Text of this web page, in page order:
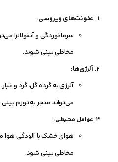
عفونت‌های ویروسی:
سرماخوردگی و آنفولانزا
مخاطی بینی شوند.
آلرژی‌ها:
آلرژی به گرده گل، گرد و
می‌تواند منجر به تورم
عوامل محیطی:
هوای خشک یا آلودگی هوا
مخاطی بینی شود.